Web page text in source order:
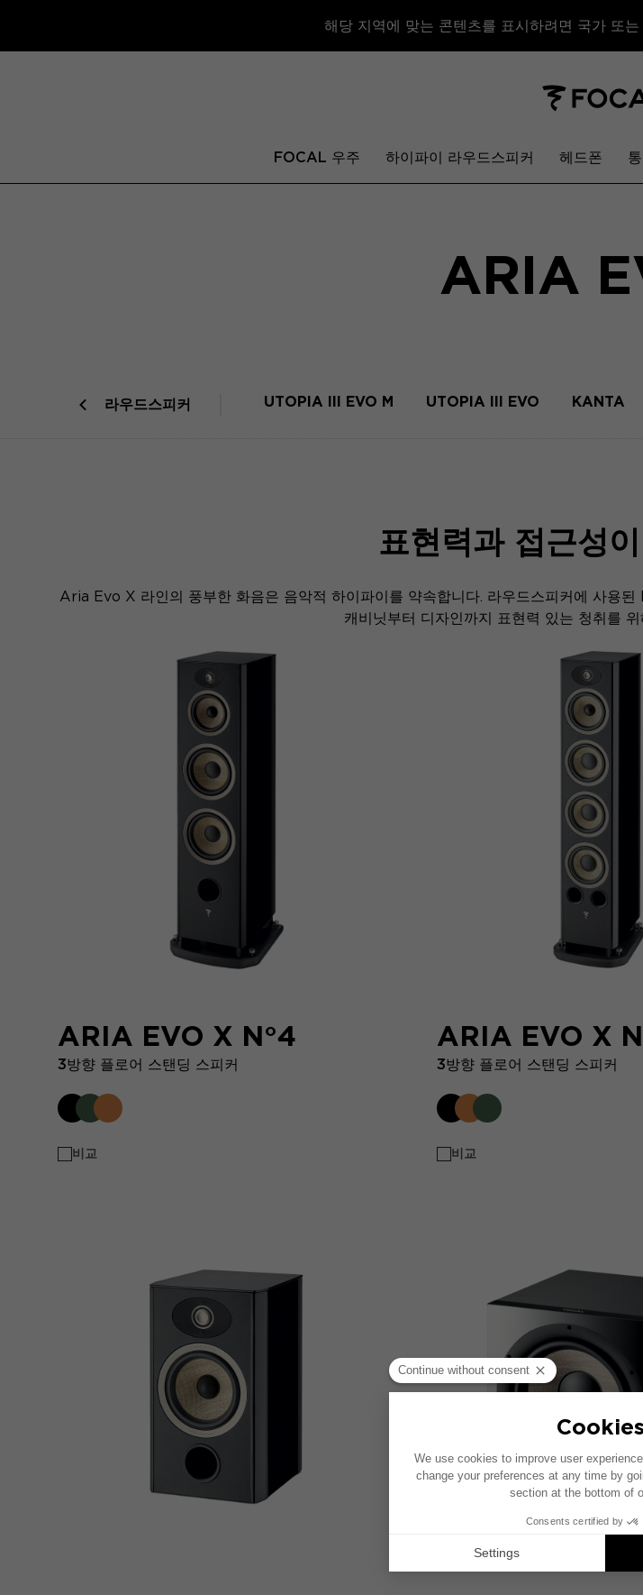
해당 지역에 맞는 콘텐츠를 표시하려면 국가 또는
FOCAL 우주 하이파이 라우드스피커 헤드폰
ARIA
라우드스피커 UTOPIA III EVO M UTOPIA III EVO KANTA
표현력과 접근성
Aria Evo X 라인의 풍부한 화음은 음악적 하이파이를 약속합니다. 라우드스피커에 사용
캐비닛부터 디자인까지 표현력 있는 청취를
ARIA EVO X N°4
3방향 플로어 스탠딩 스피커
비교
ARIA EVO X
3방향 플로어 스탠딩 스피커
비교